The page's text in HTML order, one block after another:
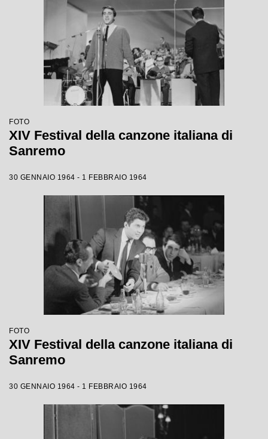
FOTO
XIV Festival della canzone italiana di
Sanremo
30 GENNAIO 1964 - 1 FEBBRAIO 1964
FOTO
XIV Festival della canzone italiana di
Sanremo
30 GENNAIO 1964 - 1 FEBBRAIO 1964